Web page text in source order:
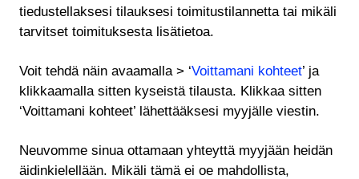
tiedustellaksesi tilauksesi toimitustilannetta tai mikäli
tarvitset toimituksesta lisätietoa.
Voit tehdä näin avaamalla > ‘Voittamani kohteet’ ja
klikkaamalla sitten kyseistä tilausta. Klikkaa sitten
‘Voittamani kohteet’ lähettääksesi myyjälle viestin.
Neuvomme sinua ottamaan yhteyttä myyjään heidän
äidinkielellään. Mikäli tämä ei oe mahdollista,